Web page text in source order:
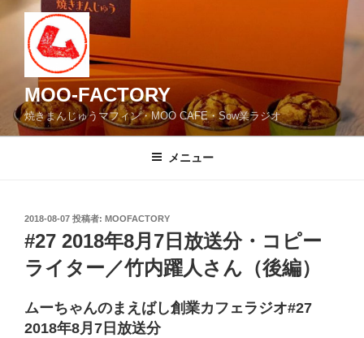
MOO-FACTORY
焼きまんじゅうマフィン・MOO CAFE・Sow業ラジオ
メニュー
投
稿
日:
2018-08-07 投稿者: MOOFACTORY
#27 2018年8月7日放送分・コピー
ライター／竹内躍人さん（後編）
ムーちゃんのまえばし創業カフェラジオ#27
2018年8月7日放送分